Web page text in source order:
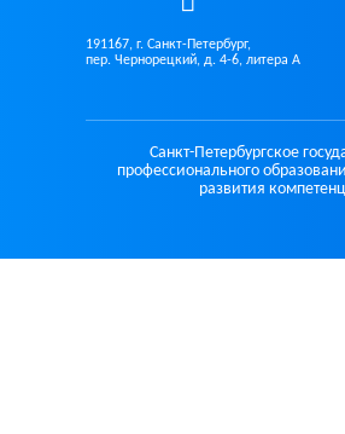
191167, г. Санкт-Петербург,
пер. Чернорецкий, д. 4-6, литера А
Санкт-Петербургское
профессионального
развития